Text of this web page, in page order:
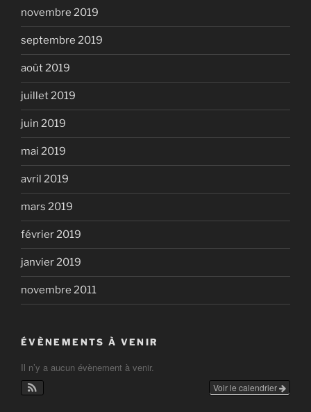
novembre 2019
septembre 2019
août 2019
juillet 2019
juin 2019
mai 2019
avril 2019
mars 2019
février 2019
janvier 2019
novembre 2011
ÉVÈNEMENTS À VENIR
Il n’y a aucun évènement à venir.
Voir le calendrier